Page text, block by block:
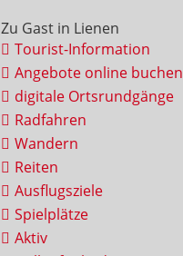
Zu Gast in Lienen
Tourist-Information
Angebote online buchen
digitale Ortsrundgänge
Radfahren
Wandern
Reiten
Ausflugsziele
Spielplätze
Aktiv